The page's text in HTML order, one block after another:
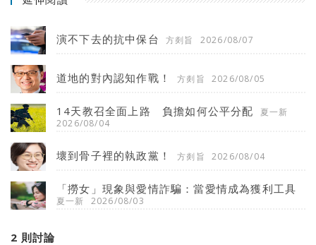
演不下去的抗中保台 方剡旨 2026/08/07
道地的對內認知作戰！ 方剡旨 2026/08/05
14天教召全面上路 負擔如何公平分配
夏一新
2026/08/04
壞到骨子裡的執政黨！ 方剡旨 2026/08/04
「撈女」現象與愛情詐騙：當愛情成為獲利工具
夏一新 2026/08/03
2 則討論